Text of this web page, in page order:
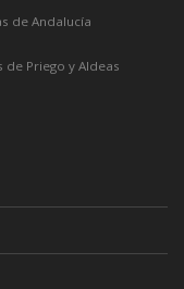
de Andalucía
de Priego y Aldeas